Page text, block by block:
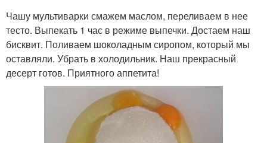
Чашу мультиварки смажем маслом, переливаем в нее
тесто. Выпекать 1 час в режиме выпечки. Достаем наш
бисквит. Поливаем шоколадным сиропом, который мы
оставляли. Убрать в холодильник. Наш прекрасный
десерт готов. Приятного аппетита!